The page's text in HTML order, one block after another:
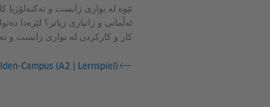
ئێوه‌ لە بواری زانست و
ئەڵمانی و زانیاری زیاتر؟ لێرەدا
کار و کارکردن لە بواری زانست و
Campus (A2 | Lernspiel)